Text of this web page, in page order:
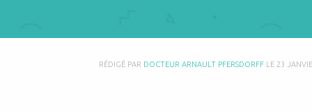
RÉDIGÉ PAR DOCTEUR ARNAULT PFERSDORFF LE 23